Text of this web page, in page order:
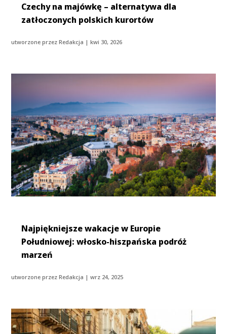
Czechy na majówkę – alternatywa dla
zatłoczonych polskich kurortów
utworzone przezRedakcja |kwi 30, 2026
Najpiękniejsze wakacje w Europie
Południowej: włosko-hiszpańska podróż
marzeń
utworzone przezRedakcja |wrz 24, 2025